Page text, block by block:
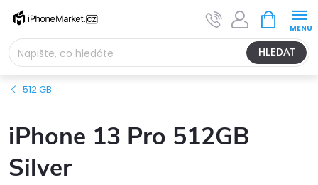
Přejít
obsah
HLEDAT
NÁKUPNÍ
KOŠÍK
512 GB
iPhone 13 Pro 512GB
Silver